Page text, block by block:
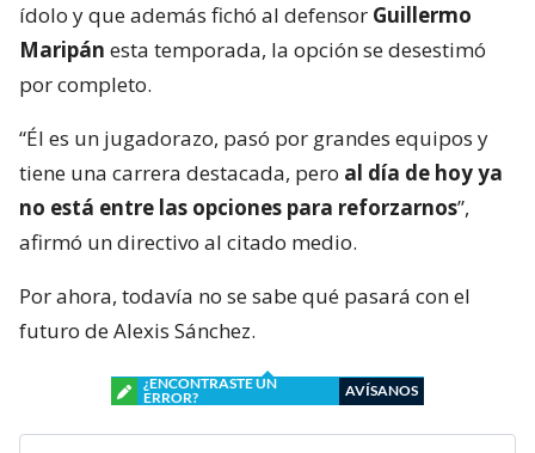
ídolo y que además fichó al defensor Guillermo
Maripán esta temporada, la opción se desestimó
por completo.
“Él es un jugadorazo, pasó por grandes equipos y
tiene una carrera destacada, pero al día de hoy ya
no está entre las opciones para reforzarnos”,
afirmó un directivo al citado medio.
Por ahora, todavía no se sabe qué pasará con el
futuro de Alexis Sánchez.
¿ENCONTRASTE UN
ERROR?
AVÍSANOS